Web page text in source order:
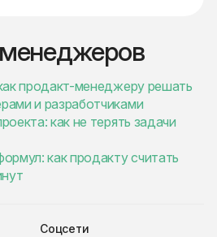
продакт-менеджеру решать
и разработчиками
как не терять задачи
как продакту считать
Соцсети